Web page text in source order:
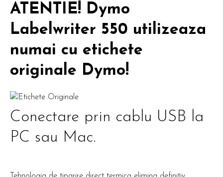
ATENTIE! Dymo
Labelwriter 550 utilizeaza
numai cu etichete
originale Dymo!
Conectare prin cablu USB la
PC sau Mac.